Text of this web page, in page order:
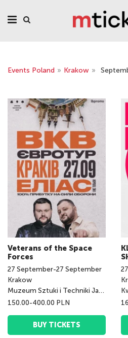
Events Poland » Krakow »
Veterans of the Space
Forces
27 September-27 September
Krakow
Muzeum Sztuki i Techniki Japońskiej Manggha
150.00-400.00 PLN
BUY TICKETS
27